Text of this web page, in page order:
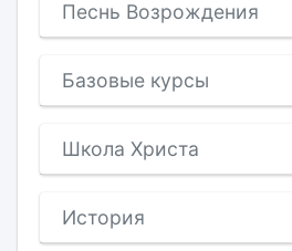
Песнь Возрождения
Базовые курсы
Школа Христа
История